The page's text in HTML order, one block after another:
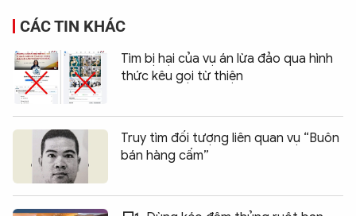
CÁC TIN KHÁC
Tìm bị hại của vụ án lừa đảo qua hình
thức kêu gọi từ thiện
Truy tìm đối tượng liên quan vụ “Buôn
bán hàng cấm”